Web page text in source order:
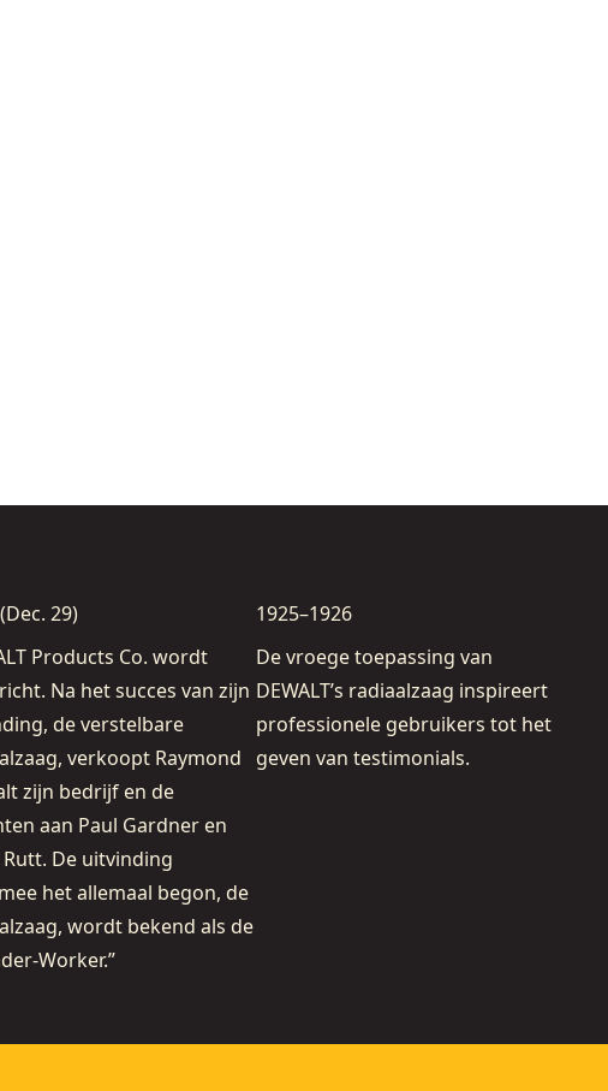
29)
Products Co. wordt
Na het succes van zijn
de verstelbare
verkoopt Raymond
zijn bedrijf en de
aan Paul Gardner en
Rutt. De uitvinding
het allemaal begon, de
wordt bekend als de
Worker.”
1925–1926
De vroege toepassing van
DEWALT’s radiaalzaag inspireert
professionele gebruikers tot het
geven van testimonials.